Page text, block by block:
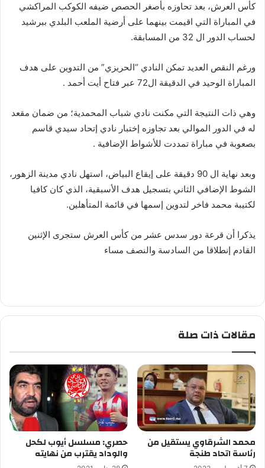
كأس العرش، بعد تحاوزه بأصغر الحصص ضيفه الكوكب المراكشي
في المباراة التي اقيمت بينهما على أرضية الملعب البلدي ببرشيد
لحساب الدور ال 32 من المسابقة.
ورغم النقص العديد تمكن النادي “الحريزي” من التدوين على هدف
المباراة الوحيد في الدقيقة ال72 عبر فتاح أيت أحمد .
وهي ذات النتيجة التي مكنت نادي شباب المحمدية؛ من ضمان مقعد
له في الدور الموالي بعد تجاوزه إختبار نادي إتحاد سيدي قاسم
بصعوبة في مباراة تمددت للأشواط الإضافية .
وبعد نهاية ال 90 دقيقة على إيقاع البياض، استهل نادي مدينة الزهور،
الشوط الإضافي الثاني بتسجيل هدف الأسبقية، الذي كان كافيا
لكتيبة محمد فاخر لتدوين إسمها في قائمة المتأهلين.
يذكرا أن قرعة دور سدس عشر من كأس العرش ستجرى الإثنين
القادم إنطلاقا من السادسة والنصف مساء
مقالات ذات صلة
محمد الشرقاوي يستقيل من
رئاسة اتحاد طنجة
حصري: مسلسل أيوب لكحل
والوداد يقترب من نهايته